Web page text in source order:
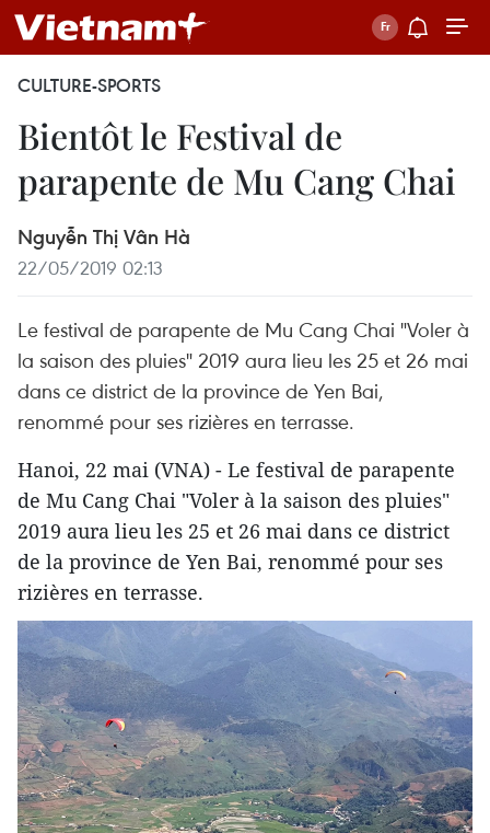
CULTURE-SPORTS
Bientôt le Festival de
parapente de Mu Cang Chai
Nguyễn Thị Vân Hà
22/05/2019 02:13
Le festival de parapente de Mu Cang Chai "Voler à
la saison des pluies" 2019 aura lieu les 25 et 26 mai
dans ce district de la province de Yen Bai,
renommé pour ses rizières en terrasse.
Hanoi, 22 mai (VNA) - Le festival de parapente
de Mu Cang Chai "Voler à la saison des pluies"
2019 aura lieu les 25 et 26 mai dans ce district
de la province de Yen Bai, renommé pour ses
rizières en terrasse.